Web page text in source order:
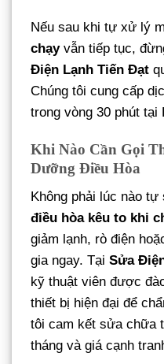
Nếu sau khi tự xử lý
chạyvẫn tiếp tục,
Điện Lạnh Tiến Đạt
Chúng tôi cung cấp
trong vòng 30 phút tại
Khi Nào Cần Gọi
Dưỡng Điều Hòa
Không phải lúc nào
điều hòa kêu to khi
giảm lạnh, rò điện
gia ngay. Tại Sửa
kỹ thuật viên được
thiết bị hiện đại để
tôi cam kết sửa chữa
tháng và giá cạnh